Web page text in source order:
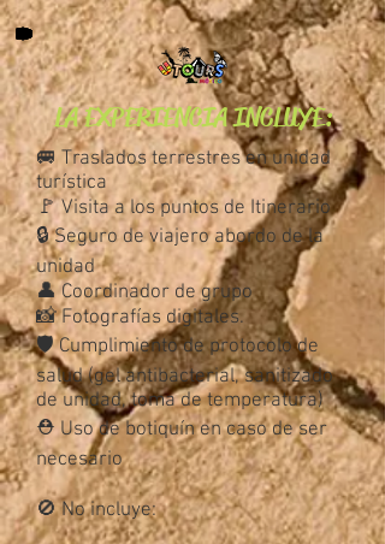
LA EXPERIENCIA INCLUYE:
🚐 Traslados terrestres en unidad
turística
🚩 Visita a los puntos de Itinerario
🔒 Seguro de viajero abordo de la
unidad
👤 Coordinador de grupo
📸 Fotografías digitales.
🛡 Cumplimiento de protocolo de
salud (gel antibacterial, sanitizado
de unidad, toma de temperatura)
⛑ Uso de botiquín en caso de ser
necesario
🚫 No incluye: